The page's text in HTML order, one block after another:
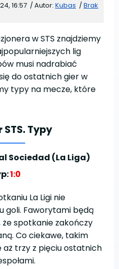
16:57 /Autor: Kubas /Brak
w STS znajdziemy
lig
musi nadrabiać
do ostatnich gier w
typy na mecze, które
Typy
Sociedad (La Liga)
1:0
La Ligi nie
goli. Faworytami będą
spotkanie zakończy
Co ciekawe, takim
aż trzy z pięciu ostatnich